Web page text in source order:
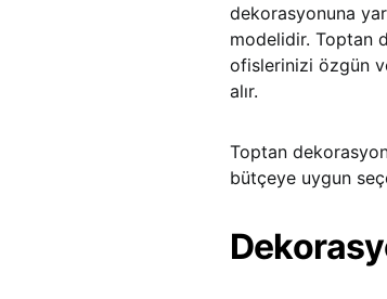
dekorasyonuna
modelidir. Toptan
ofislerinizi özgün
alır.
Toptan
bütçeye uygun